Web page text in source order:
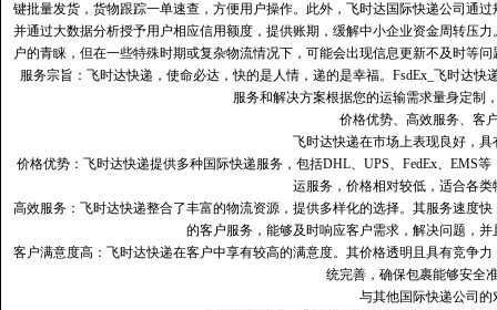
键批量发货，货物跟踪一单速查，方便用户操作。此外，飞时达国际快递公司通
并通过大数据分析授予用户相应信用额度，提供账期，缓解中小企业资金周转压
户的青睐，但在一些特殊时期或复杂物流情况下，可能会出现信息更新不及时等
服务宗旨：飞时达快递，使命必达，快的是人情，递的是幸福。FsdEx_飞时达
服务和解决方案根据您的运输需求量身定制
价格优势、高效服务、客
飞时达快递在市场上表现良好，
价格优势：飞时达快递提供多种国际快递服务，包括DHL、UPS、FedEx、EMS
运服务，价格相对较低，适合各
高效服务：飞时达快递整合了丰富的物流资源，提供多样化的选择。其服务速度
的客户服务，能够及时响应客户需求，解决问题，
客户满意度高‌：飞时达快递在客户中享有较高的满意度。其价格透明且具有竞争
统完善，确保包裹能够安全
与其他国际快递公司的